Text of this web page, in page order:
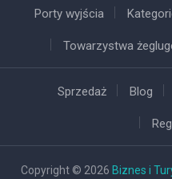
Porty wyjścia
Towarzystwa
Sprzedaż Blog
Copyright © 2026 Biznes i